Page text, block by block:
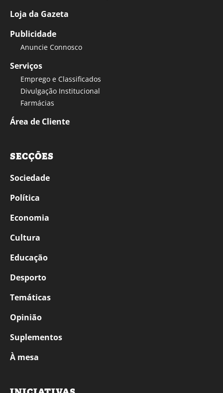
Loja da Gazeta
Publicidade
Anuncie Connosco
Serviços
Emprego e Classificados
Divulgação Institucional
Farmácias
Área de Cliente
SECÇÕES
Sociedade
Política
Economia
Cultura
Educação
Desporto
Temáticas
Opinião
Suplementos
À mesa